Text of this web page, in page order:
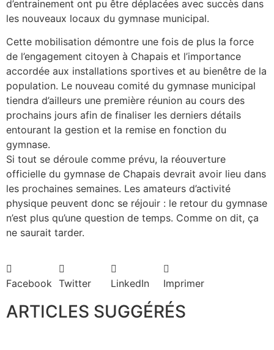
d’entrainement ont pu être déplacées avec succès dans
les nouveaux locaux du gymnase municipal.
Cette mobilisation démontre une fois de plus la force
de l’engagement citoyen à Chapais et l’importance
accordée aux installations sportives et au bienêtre de la
population. Le nouveau comité du gymnase municipal
tiendra d’ailleurs une première réunion au cours des
prochains jours afin de finaliser les derniers détails
entourant la gestion et la remise en fonction du
gymnase.
Si tout se déroule comme prévu, la réouverture
officielle du gymnase de Chapais devrait avoir lieu dans
les prochaines semaines. Les amateurs d’activité
physique peuvent donc se réjouir : le retour du gymnase
n’est plus qu’une question de temps. Comme on dit, ça
ne saurait tarder.
Facebook Twitter LinkedIn Imprimer
ARTICLES SUGGÉRÉS